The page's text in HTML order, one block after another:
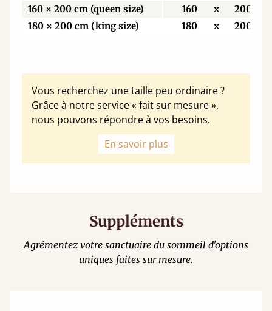
160 × 200 cm (queen size)
160 x
200
180 × 200 cm (king size)
180 x 200
Vous recherchez une taille peu ordinaire ?
Grâce à notre service « fait sur mesure »,
nous pouvons répondre à vos besoins.
En savoir plus
Suppléments
Agrémentez votre sanctuaire du sommeil d'options
uniques faites sur mesure.